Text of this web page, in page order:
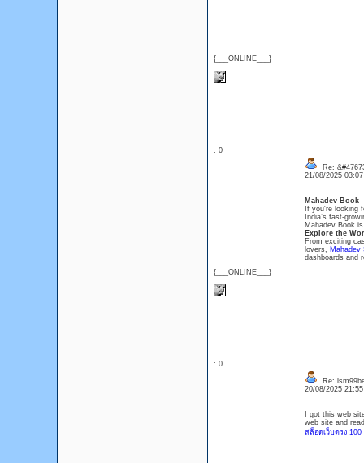
{___ONLINE___}
: 0
{___ONLINE___}
Re:
21/08/2025
Mahadev Book
If you're looking
India’s fast-
Mahadev Book
Explore the
From exciting
lovers, Mahadev
dashboards and
: 0
Re:
20/08/2025
I got this web
web site and
สล็อตเว็บตรง 100